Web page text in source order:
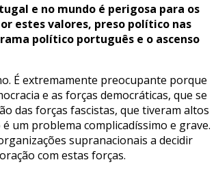
e no mundo é perigosa para os
estes valores, preso político nas
político português e o ascenso
É extremamente preocupante porque
e as forças democráticas, que se
das forças fascistas, que tiveram altos
um problema complicadíssimo e grave.
supranacionais a decidir
com estas forças.